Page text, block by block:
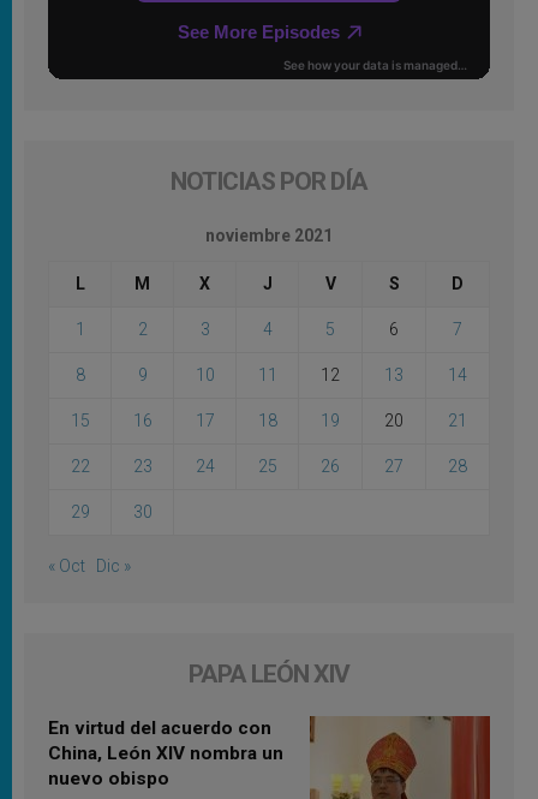
NOTICIAS POR DÍA
noviembre 2021
L M X J V S D
1 2 3 4 5 6 7
8 9 10 11 12 13 14
15 16 17 18 19 20 21
22 23 24 25 26 27 28
29 30
« Oct Dic »
PAPA LEÓN XIV
En virtud del acuerdo con
China, León XIV nombra un
nuevo obispo